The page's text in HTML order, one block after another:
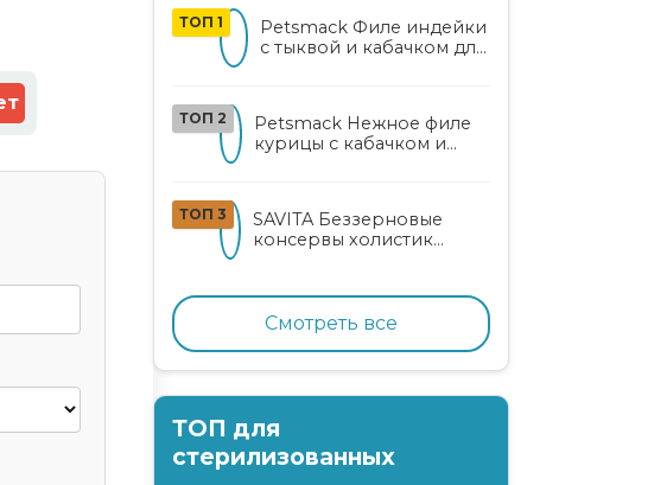
ТОП 1
Petsmack Филе индейки
с тыквой и кабачком для
ТОП 2
Petsmack Нежное филе
курицы с кабачком и
ТОП 3
SAVITA Беззерновые
консервы холистик
Смотреть все
ТОП для
стерилизованных